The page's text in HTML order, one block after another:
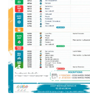
Calendrier
2026/2027